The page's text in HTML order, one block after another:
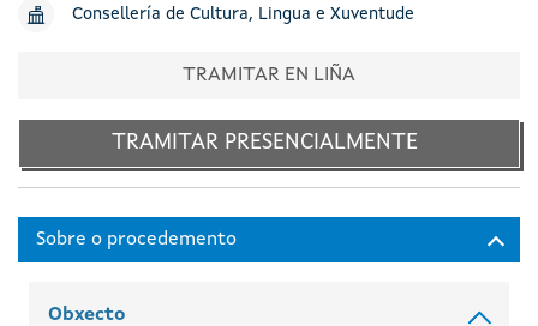
Consellería de Cultura, Lingua e Xuventude
TRAMITAR EN LIÑA
TRAMITAR PRESENCIALMENTE
Obxecto